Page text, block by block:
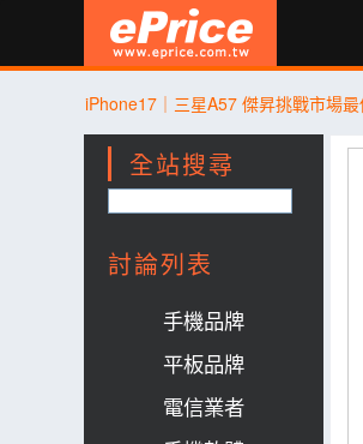
評測 討論 產品 買
iPhone17｜三星A57 傑昇挑戰市場
全站搜尋
討論列表
手機品牌
平板品牌
電信業者